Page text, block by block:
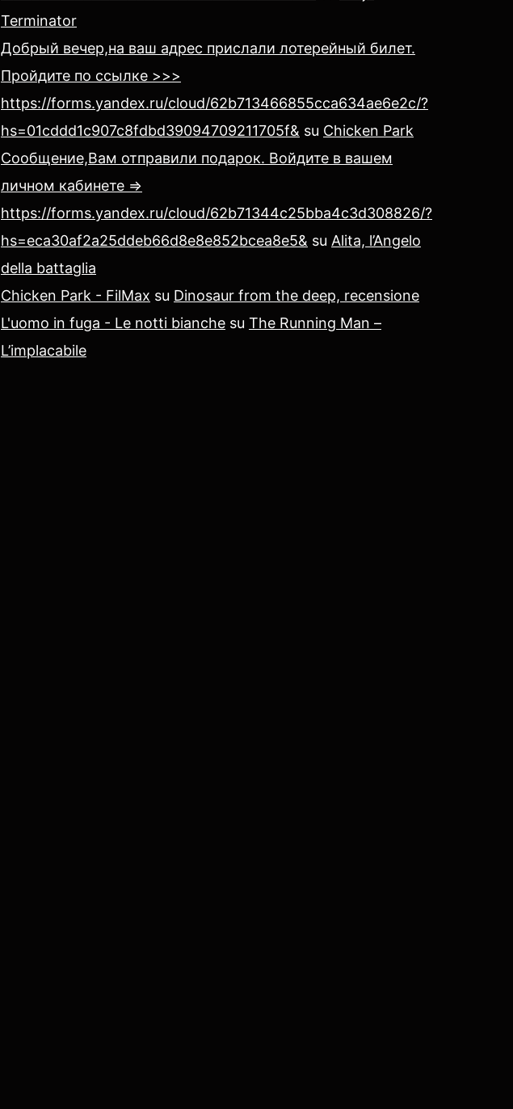
Terminator
Добрый вечер,на ваш адрес прислали лотерейный билет.
Пройдите по ссылке >>>
https://forms.yandex.ru/cloud/62b713466855cca634ae6e2c/?
hs=01cddd1c907c8fdbd39094709211705f& su Chicken Park
Сообщение,Вам отправили подарок. Войдите в вашем
личном кабинете =>
https://forms.yandex.ru/cloud/62b71344c25bba4c3d308826/?
hs=eca30af2a25ddeb66d8e8e852bcea8e5& su Alita, l’Angelo
della battaglia
Chicken Park - FilMax su Dinosaur from the deep, recensione
L'uomo in fuga - Le notti bianche su The Running Man –
L’implacabile